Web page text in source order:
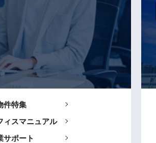
件特集
ィスマニュアル
サポート